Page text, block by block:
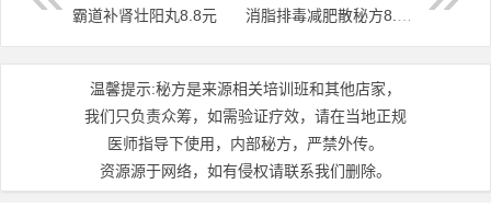
霸道补肾壮阳丸8.8元
温馨提示:秘方是来源相关培训班和其他店家，
我们只负责众筹，如需验证疗效，请在当地正规
医师指导下使用，内部秘方，严禁外传。
资源源于网络，如有侵权请联系我们删除。